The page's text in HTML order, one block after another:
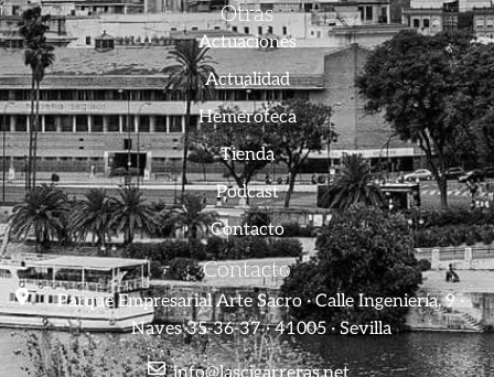
Otras
Actuaciones
Actualidad
Hemeroteca
Tienda
Podcast
Contacto
Contacto
Parque Empresarial Arte Sacro · Calle Ingeniería, 9 ·
Naves 35-36-37 · 41005 · Sevilla